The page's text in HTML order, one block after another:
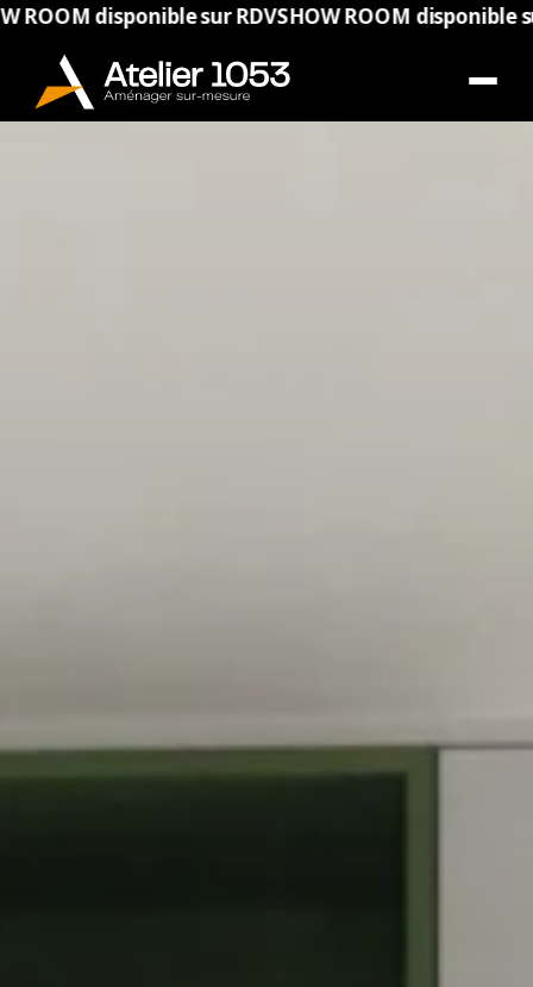
disponible sur RDVSHOW ROOM disponible sur